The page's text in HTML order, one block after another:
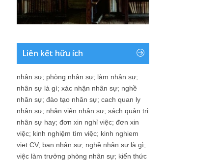
Liên kết hữu ích
nhân sự; phòng nhân sự; làm nhân sự;
nhân sự là gì; xác nhận nhân sự; nghề
nhân sự; đào tạo nhân sự; cach quan ly
nhân sự; nhân viên nhân sự; sách quản trị
nhân sự hay; đơn xin nghỉ việc; đơn xin
việc; kinh nghiệm tìm việc; kinh nghiem
viet CV; ban nhân sự; nghề nhân sự là gì;
việc làm trưởng phòng nhân sự; kiến thức